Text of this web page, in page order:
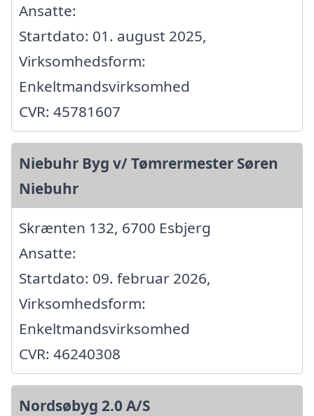
Ansatte:
Startdato: 01. august 2025,
Virksomhedsform:
Enkeltmandsvirksomhed
CVR: 45781607
Niebuhr Byg v/ Tømrermester Søren
Niebuhr
Skrænten 132, 6700 Esbjerg
Ansatte:
Startdato: 09. februar 2026,
Virksomhedsform:
Enkeltmandsvirksomhed
CVR: 46240308
Nordsøbyg 2.0 A/S